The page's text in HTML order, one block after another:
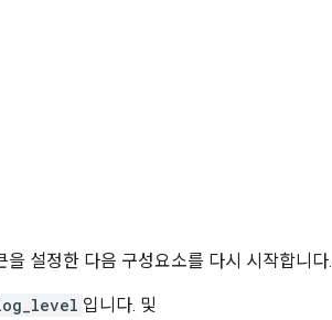
설정한 다음 구성요소를 다시 시작합니다.
입니다. 및